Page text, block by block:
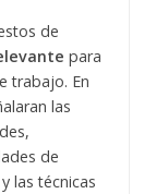
de
para
trabajo. En
las
de
las técnicas